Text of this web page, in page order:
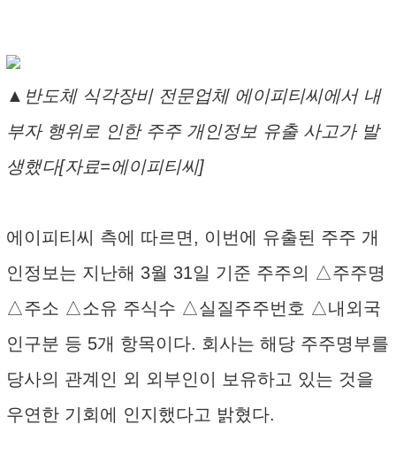
▲반도체 식각장비 전문업체 에이피티씨에서 내
부자 행위로 인한 주주 개인정보 유출 사고가 발
생했다[자료=에이피티씨]
에이피티씨 측에 따르면, 이번에 유출된 주주 개
인정보는 지난해 3월 31일 기준 주주의 △주주명
△주소 △소유 주식수 △실질주주번호 △내외국
인구분 등 5개 항목이다. 회사는 해당 주주명부를
당사의 관계인 외 외부인이 보유하고 있는 것을
우연한 기회에 인지했다고 밝혔다.